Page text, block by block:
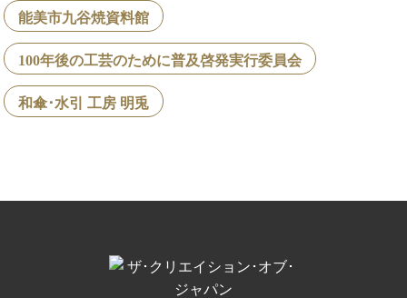
能美市九谷焼資料館
100年後の工芸のために普及啓発実行委員会
和傘･水引 工房 明兎